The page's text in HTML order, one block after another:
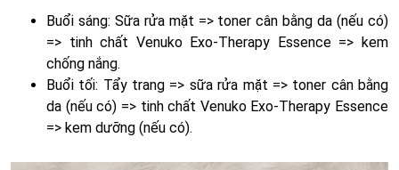
Buổi sáng: Sữa rửa mặt => toner cân bằng da (nếu có)
=> tinh chất Venuko Exo-Therapy Essence => kem
chống nắng.
Buổi tối: Tẩy trang => sữa rửa mặt => toner cân bằng
da (nếu có) => tinh chất Venuko Exo-Therapy Essence
=> kem dưỡng (nếu có).